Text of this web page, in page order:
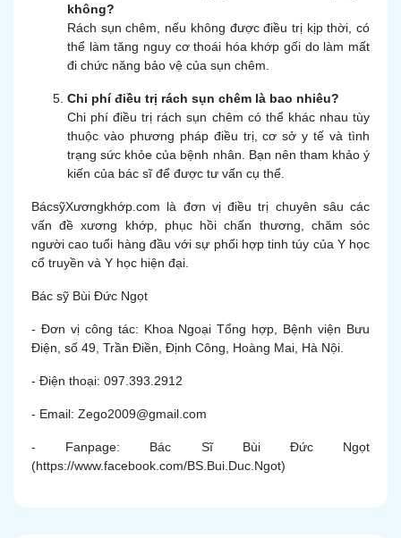
không?
Rách sụn chêm, nếu không được điều trị kịp thời, có
thể làm tăng nguy cơ thoái hóa khớp gối do làm mất
đi chức năng bảo vệ của sụn chêm.
Chi phí điều trị rách sụn chêm là bao nhiêu?
Chi phí điều trị rách sụn chêm có thể khác nhau tùy
thuộc vào phương pháp điều trị, cơ sở y tế và tình
trạng sức khỏe của bệnh nhân. Bạn nên tham khảo ý
kiến của bác sĩ để được tư vấn cụ thể.
BácsỹXươngkhớp.com là đơn vị điều trị chuyên sâu các
vấn đề xương khớp, phục hồi chấn thương, chăm sóc
người cao tuổi hàng đầu với sự phối hợp tinh túy của Y học
cổ truyền và Y học hiện đại.
Bác sỹ Bùi Đức Ngọt
- Đơn vị công tác: Khoa Ngoại Tổng hợp, Bệnh viện Bưu
Điện, số 49, Trần Điền, Định Công, Hoàng Mai, Hà Nội.
- Điện thoại: 097.393.2912
- Email: Zego2009@gmail.com
- Fanpage: Bác Sĩ Bùi Đức Ngọt
(https://www.facebook.com/BS.Bui.Duc.Ngot)